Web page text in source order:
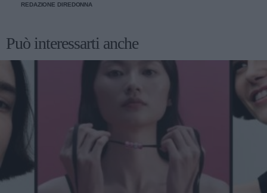
REDAZIONE DIREDONNA
Può interessarti anche